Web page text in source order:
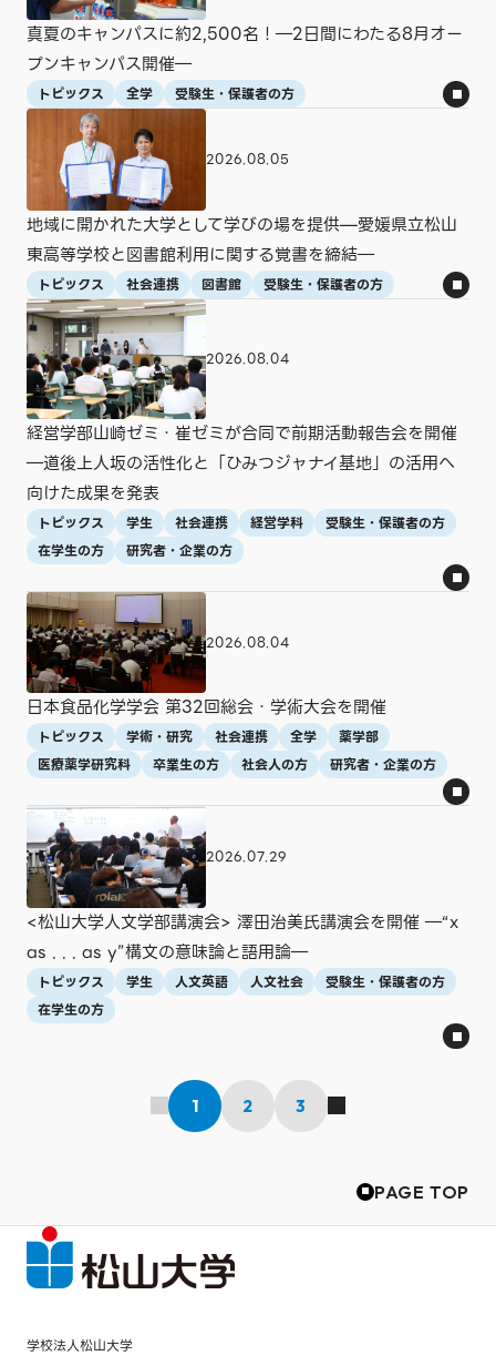
真夏のキャンパスに約2,500名！―2日間にわたる8月オー
プンキャンパス開催―
トピックス 全学 受験生・保護者の方
2026.08.05
地域に開かれた大学として学びの場を提供—愛媛県立松山
東高等学校と図書館利用に関する覚書を締結―
トピックス 社会連携 図書館 受験生・保護者の方
2026.08.04
経営学部山崎ゼミ・崔ゼミが合同で前期活動報告会を開催
―道後上人坂の活性化と「ひみつジャナイ基地」の活用へ
向けた成果を発表
トピックス 学生 社会連携 経営学科
受験生・保護者の方
在学生の方
研究者・企業の方
2026.08.04
日本食品化学学会 第32回総会・学術大会を開催
トピックス 学術・研究 社会連携 全学
薬学部
医療薬学研究科
卒業生の方 社会人の方 研究者・企業の方
2026.07.29
<松山大学人文学部講演会> 澤田治美氏講演会を開催 ―“x
as . . . as y”構文の意味論と語用論―
トピックス 学生 人文英語 人文社会
受験生・保護者の方
在学生の方
1 2 3
PAGE TOP
学校法人松山大学